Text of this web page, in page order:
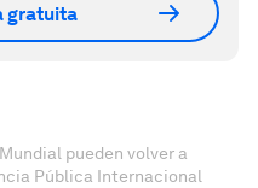
gratuita
pueden volver a
Pública Internacional